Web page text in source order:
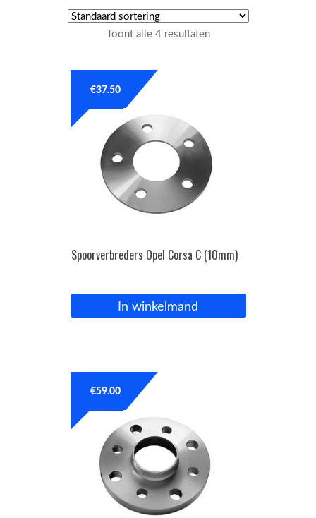
Tuning parts
Bedrijfswagen parts
Toont alle 4 resultaten
Spoorverbreders Opel Corsa C (10mm)
€37.50
In winkelmand
€59.00